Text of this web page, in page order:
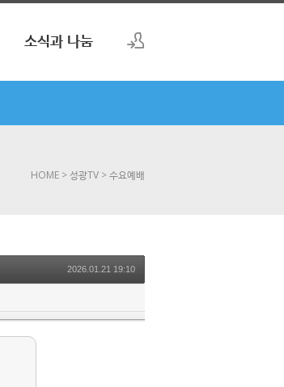
소식과 나눔
HOME > 성광TV > 수요예배
2026.01.21 19:10